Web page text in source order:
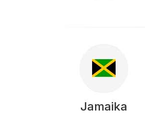
Jamaika